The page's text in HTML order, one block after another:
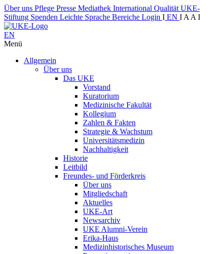
Über uns Pflege Presse Mediathek International Qualität UKE-
Stiftung Spenden Leichte Sprache Bereiche Login I EN I A A I
EN
Menü
Allgemein
Über uns
Das UKE
Vorstand
Kuratorium
Medizinische Fakultät
Kollegium
Zahlen & Fakten
Strategie & Wachstum
Universitätsmedizin
Nachhaltigkeit
Historie
Leitbild
Freundes- und Förderkreis
Über uns
Mitgliedschaft
Aktuelles
UKE-Art
Newsarchiv
UKE Alumni-Verein
Erika-Haus
Medizinhistorisches Museum